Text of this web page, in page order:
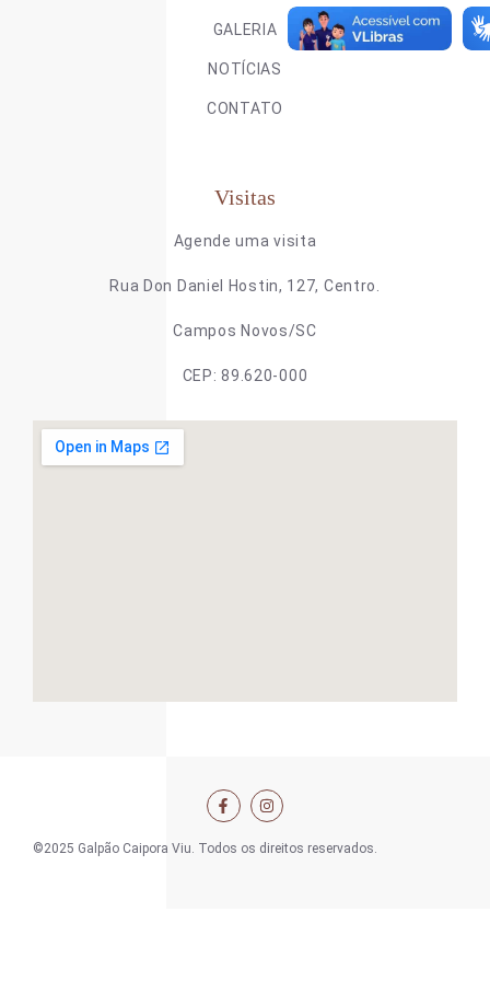
GALERIA
NOTÍCIAS
CONTATO
Visitas
Agende uma visita
Rua Don Daniel Hostin, 127, Centro.
Campos Novos/SC
CEP: 89.620-000
©2025 Galpão Caipora Viu. Todos os direitos reservados.